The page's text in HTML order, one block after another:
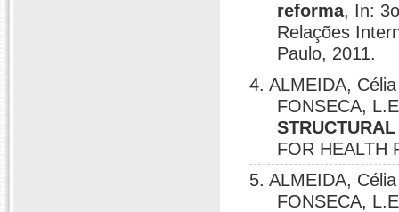
reforma, In:
Relações
Paulo, 2011.
4. ALMEIDA,
FONSECA,
FOR HEALTH
5. ALMEIDA,
FONSECA,